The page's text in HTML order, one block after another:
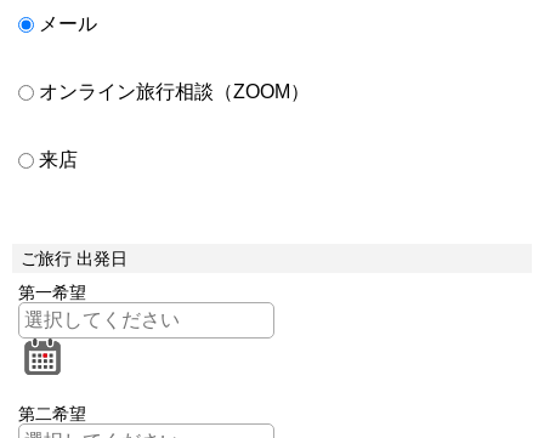
メール
オンライン旅行相談（ZOOM）
来店
ご旅行 出発日
第一希望
第二希望